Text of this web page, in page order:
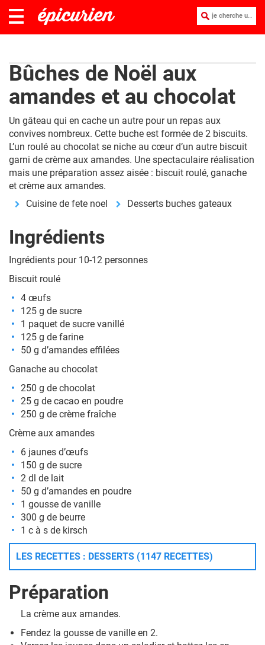
je cherche une recette :
Bûches de Noël aux
amandes et au chocolat
Un gâteau qui en cache un autre pour un repas aux
convives nombreux. Cette buche est formée de 2 biscuits.
L’un roulé au chocolat se niche au cœur d’un autre biscuit
garni de crème aux amandes. Une spectaculaire réalisation
mais une préparation assez aisée : biscuit roulé, ganache
et crème aux amandes.
Cuisine de fete noel
Desserts buches gateaux
Ingrédients
Ingrédients pour 10-12 personnes
Biscuit roulé
4 œufs
125 g de sucre
1 paquet de sucre vanillé
125 g de farine
50 g d’amandes effilées
Ganache au chocolat
250 g de chocolat
25 g de cacao en poudre
250 g de crème fraîche
Crème aux amandes
6 jaunes d’œufs
150 g de sucre
2 dl de lait
50 g d’amandes en poudre
1 gousse de vanille
300 g de beurre
1 c à s de kirsch
LES RECETTES : DESSERTS (1147 RECETTES)
Préparation
La crème aux amandes.
Fendez la gousse de vanille en 2.